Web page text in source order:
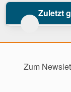
Zuletzt
Zum